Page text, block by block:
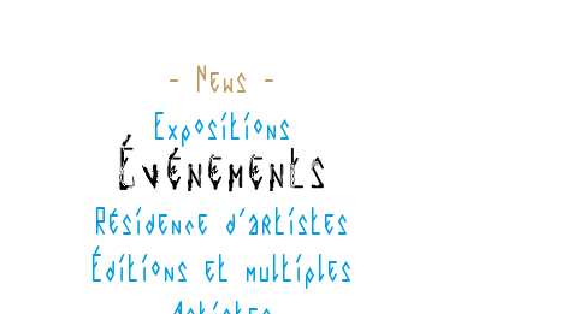
- News -
Expositions
Événements
Résidence d'artistes
Éditions et multiples